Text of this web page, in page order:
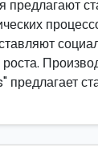
предлагает